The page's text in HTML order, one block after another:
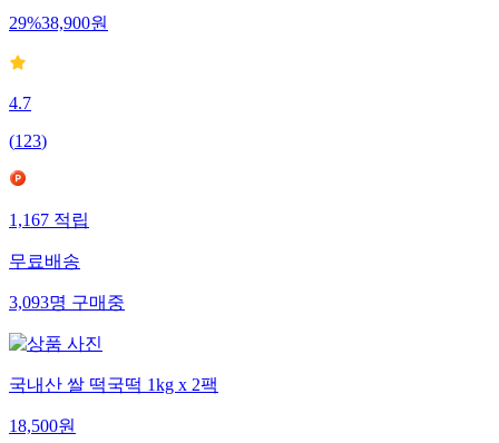
29%38,900원
4.7
(123)
1,167적립
무료배송
3,093명구매중
국내산 쌀 떡국떡 1kg x 2팩
18,500원